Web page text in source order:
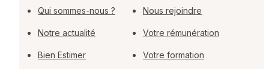
Qui sommes-nous ?
Notre actualité
Bien Estimer
Nous rejoindre
Votre rémunération
Votre formation